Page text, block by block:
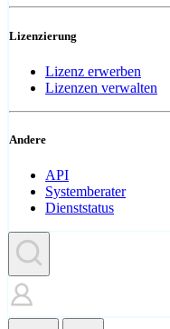
Lizenzierung
Lizenz erwerben
Lizenzen verwalten
Andere
API
Systemberater
Dienststatus